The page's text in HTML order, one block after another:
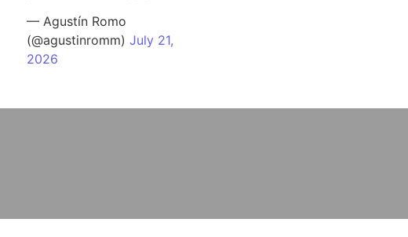
— Agustín Romo
(@agustinromm)July 21,
2026